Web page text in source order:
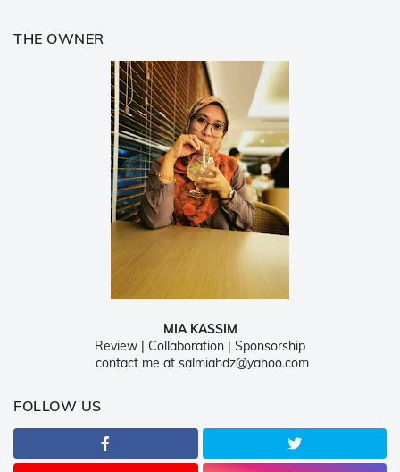
THE OWNER
MIA KASSIM
Review | Collaboration | Sponsorship
contact me at salmiahdz@yahoo.com
FOLLOW US